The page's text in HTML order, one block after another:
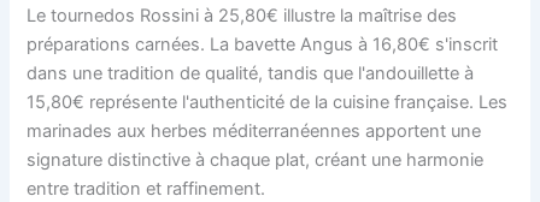
Le tournedos Rossini à 25,80€ illustre la maîtrise des
préparations carnées. La bavette Angus à 16,80€ s'inscrit
dans une tradition de qualité, tandis que l'andouillette à
15,80€ représente l'authenticité de la cuisine française. Les
marinades aux herbes méditerranéennes apportent une
signature distinctive à chaque plat, créant une harmonie
entre tradition et raffinement.